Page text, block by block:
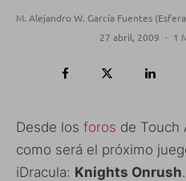
M. Alejandro W. García Fuentes
27 abril, 2009 · 1
Desde los foros de Touch
como será el próximo
iDracula: Knights Onrush.